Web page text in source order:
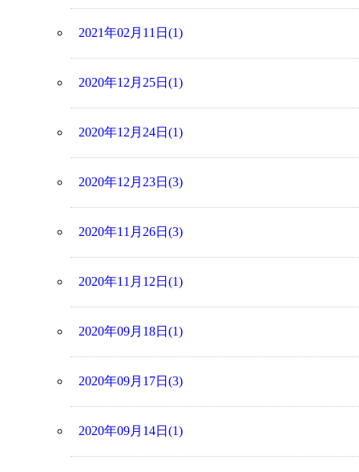
2021年02月11日(1)
2020年12月25日(1)
2020年12月24日(1)
2020年12月23日(3)
2020年11月26日(3)
2020年11月12日(1)
2020年09月18日(1)
2020年09月17日(3)
2020年09月14日(1)